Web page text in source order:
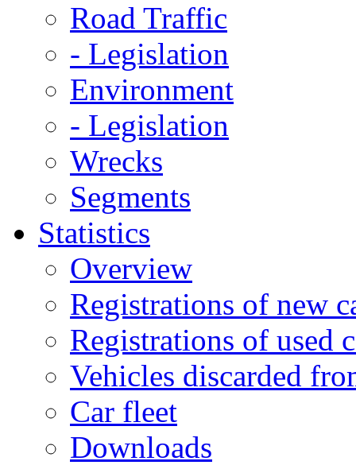
Road Traffic
- Legislation
Environment
- Legislation
Wrecks
Segments
Statistics
Overview
Registrations of new
Registrations of used
Vehicles discarded
Car fleet
Downloads